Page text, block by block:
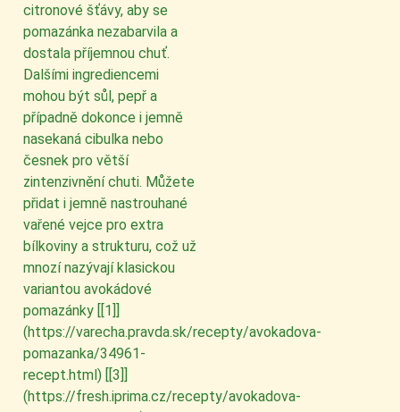
citronové šťávy, aby se
pomazánka nezabarvila a
dostala příjemnou chuť.
Dalšími ingrediencemi
mohou být sůl, pepř a
případně dokonce i jemně
nasekaná cibulka nebo
česnek pro větší
zintenzivnění chuti. Můžete
přidat i jemně nastrouhané
vařené vejce pro extra
bílkoviny a strukturu, což už
mnozí nazývají klasickou
variantou avokádové
pomazánky [[1]]
(https://varecha.pravda.sk/recepty/avokadova-
pomazanka/34961-
recept.html) [[3]]
(https://fresh.iprima.cz/recepty/avokadova-